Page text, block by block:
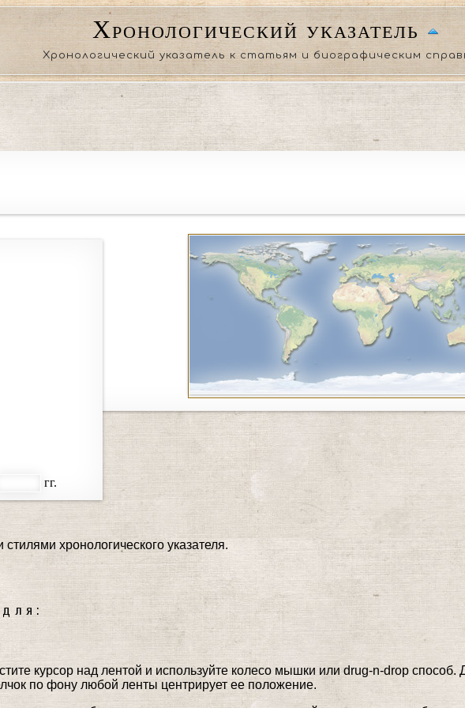
Хронологический указатель
Хронологический указатель к статьям и биографическим
Если ни один из регионов не указан то будут отображены все доступные
гг.
хронологического указателя.
курсор над лентой и используйте колесо мышки или drug-n-drop
по фону любой ленты центрирует ее положение.